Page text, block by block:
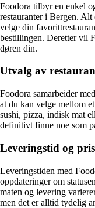
Foodora tilbyr en enkel
restauranter i Bergen. Alt
velge din
bestillingen. Deretter vil
døren din.
Utvalg av
Foodora samarbeider
at du kan velge mellom
sushi, pizza, indisk mat
definitivt finne noe som
Leveringstid og
Leveringstiden med
oppdateringer om
maten og levering
men det er alltid tydelig